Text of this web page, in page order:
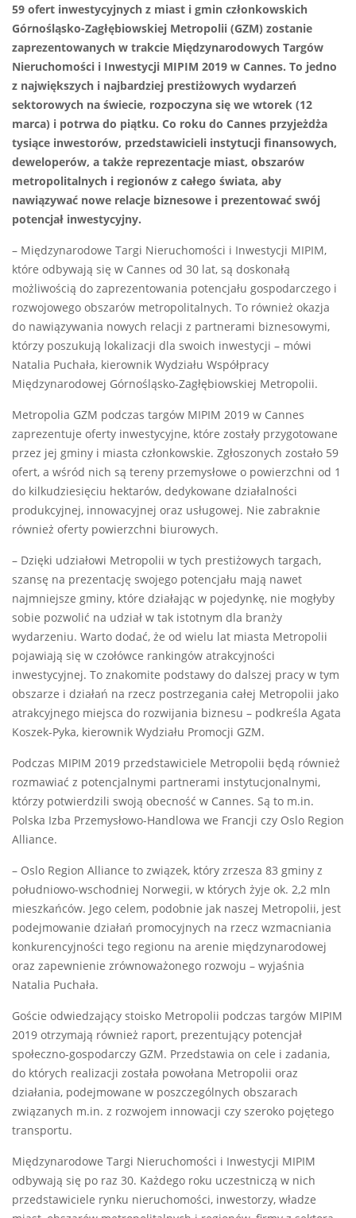
59 ofert inwestycyjnych z miast i gmin członkowskich
Górnośląsko-Zagłębiowskiej Metropolii (GZM) zostanie
zaprezentowanych w trakcie Międzynarodowych Targów
Nieruchomości i Inwestycji MIPIM 2019 w Cannes. To jedno
z największych i najbardziej prestiżowych wydarzeń
sektorowych na świecie, rozpoczyna się we wtorek (12
marca) i potrwa do piątku. Co roku do Cannes przyjeżdża
tysiące inwestorów, przedstawicieli instytucji finansowych,
deweloperów, a także reprezentacje miast, obszarów
metropolitalnych i regionów z całego świata, aby
nawiązywać nowe relacje biznesowe i prezentować swój
potencjał inwestycyjny.
– Międzynarodowe Targi Nieruchomości i Inwestycji MIPIM,
które odbywają się w Cannes od 30 lat, są doskonałą
możliwością do zaprezentowania potencjału gospodarczego i
rozwojowego obszarów metropolitalnych. To również okazja
do nawiązywania nowych relacji z partnerami biznesowymi,
którzy poszukują lokalizacji dla swoich inwestycji – mówi
Natalia Puchała, kierownik Wydziału Współpracy
Międzynarodowej Górnośląsko-Zagłębiowskiej Metropolii.
Metropolia GZM podczas targów MIPIM 2019 w Cannes
zaprezentuje oferty inwestycyjne, które zostały przygotowane
przez jej gminy i miasta członkowskie. Zgłoszonych zostało 59
ofert, a wśród nich są tereny przemysłowe o powierzchni od 1
do kilkudziesięciu hektarów, dedykowane działalności
produkcyjnej, innowacyjnej oraz usługowej. Nie zabraknie
również oferty powierzchni biurowych.
– Dzięki udziałowi Metropolii w tych prestiżowych targach,
szansę na prezentację swojego potencjału mają nawet
najmniejsze gminy, które działając w pojedynkę, nie mogłyby
sobie pozwolić na udział w tak istotnym dla branży
wydarzeniu. Warto dodać, że od wielu lat miasta Metropolii
pojawiają się w czołówce rankingów atrakcyjności
inwestycyjnej. To znakomite podstawy do dalszej pracy w tym
obszarze i działań na rzecz postrzegania całej Metropolii jako
atrakcyjnego miejsca do rozwijania biznesu – podkreśla Agata
Koszek-Pyka, kierownik Wydziału Promocji GZM.
Podczas MIPIM 2019 przedstawiciele Metropolii będą również
rozmawiać z potencjalnymi partnerami instytucjonalnymi,
którzy potwierdzili swoją obecność w Cannes. Są to m.in.
Polska Izba Przemysłowo-Handlowa we Francji czy Oslo Region
Alliance.
– Oslo Region Alliance to związek, który zrzesza 83 gminy z
południowo-wschodniej Norwegii, w których żyje ok. 2,2 mln
mieszkańców. Jego celem, podobnie jak naszej Metropolii, jest
podejmowanie działań promocyjnych na rzecz wzmacniania
konkurencyjności tego regionu na arenie międzynarodowej
oraz zapewnienie zrównoważonego rozwoju – wyjaśnia
Natalia Puchała.
Goście odwiedzający stoisko Metropolii podczas targów MIPIM
2019 otrzymają również raport, prezentujący potencjał
społeczno-gospodarczy GZM. Przedstawia on cele i zadania,
do których realizacji została powołana Metropolii oraz
działania, podejmowane w poszczególnych obszarach
związanych m.in. z rozwojem innowacji czy szeroko pojętego
transportu.
Międzynarodowe Targi Nieruchomości i Inwestycji MIPIM
odbywają się po raz 30. Każdego roku uczestniczą w nich
przedstawiciele rynku nieruchomości, inwestorzy, władze